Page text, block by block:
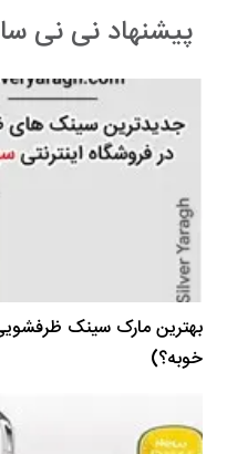
پیشنهاد نی نی
بهترین مارک سینک
خوبه؟)